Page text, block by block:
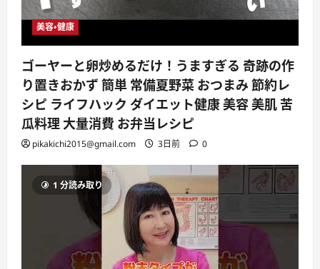
美容・健康
ゴーヤーと卵炒めるだけ！うますぎる 奇跡の作
り置きおかず 簡単 常備夏野菜 おつまみ 節約レ
シピ ライフハック ダイエット健康 美容 美肌 苦
瓜料理 大量消費 お弁当レシピ
pikakichi2015@gmail.com 3日前 0
1 分読み取り